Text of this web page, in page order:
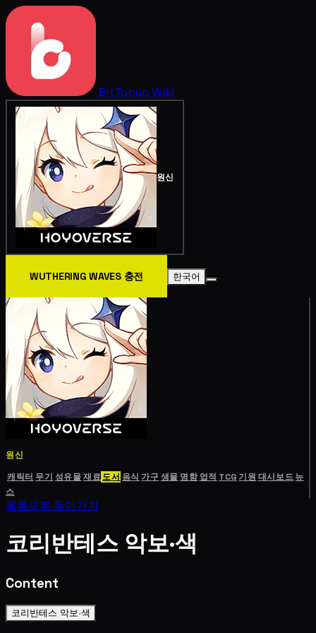
BitTopup Wiki
원신
WUTHERING WAVES 충전 한국어
원신
캐릭터 무기 성유물재료도서 음식 가구생물 명함 업적 TCG기원 대시보드뉴
스
목록으로 돌아가기
코리반테스 악보·색
Content
코리반테스 악보·색